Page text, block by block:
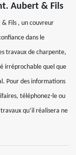
Aubert & Fils
Fils , un couvreur
dans le
travaux de charpente,
irréprochable quel que
Pour des informations
téléphonez-le ou
qu’il réalisera ne